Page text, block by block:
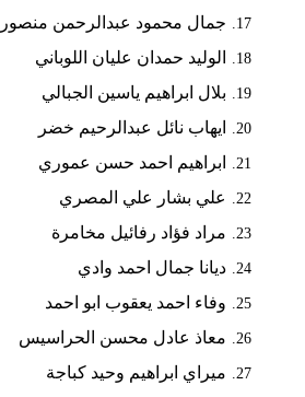
جمال محمود عبدالرحمن منصور
الوليد حمدان عليان اللوباني
بلال ابراهيم ياسين الجبالي
ايهاب نائل عبدالرحيم خضر
ابراهيم احمد حسن عموري
علي بشار علي المصري
مراد فؤاد رفائيل مخامرة
ديانا جمال احمد وادي
وفاء احمد يعقوب ابو احمد
معاذ عادل محسن الحراسيس
ميراي ابراهيم وحيد كباجة